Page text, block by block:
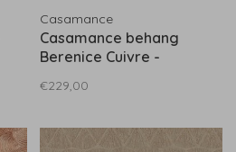
Casamance
Casamance behang
Berenice Cuivre -
€229,00